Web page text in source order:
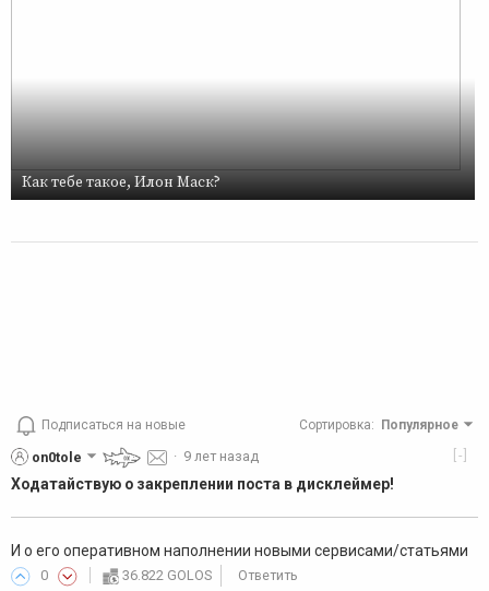
Как тебе такое, Илон Маск?
Подписаться на новые Сортировка: Популярное
[-]
on0tole · 9 лет назад
Ходатайствую о закреплении поста в дисклеймер!
И о его оперативном наполнении новыми сервисами/статьями
0 36.822 GOLOS Ответить